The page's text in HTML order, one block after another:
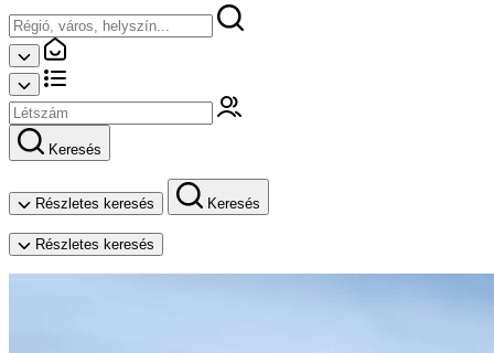
Keresés
Részletes keresés Keresés
Részletes keresés